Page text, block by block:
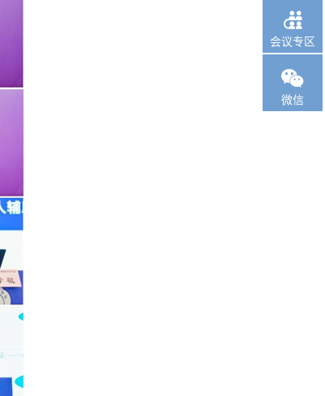

会议专区

微信